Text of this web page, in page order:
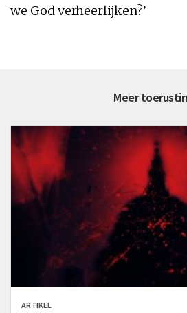
we God verheerlijken?’
Meer
ARTIKEL